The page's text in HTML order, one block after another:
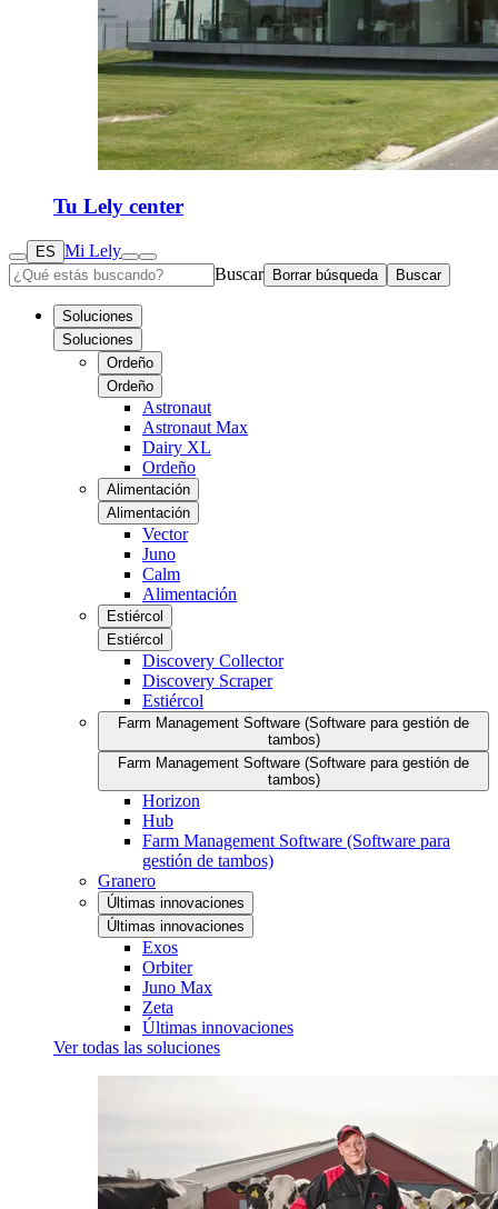
Tu Lely center
ES Mi Lely
Buscar
Borrar búsqueda Buscar
Soluciones
Soluciones
Ordeño
Ordeño
Astronaut
Astronaut Max
Dairy XL
Ordeño
Alimentación
Alimentación
Vector
Juno
Calm
Alimentación
Estiércol
Estiércol
Discovery Collector
Discovery Scraper
Estiércol
Farm Management Software (Software para gestión de
tambos)
Farm Management Software (Software para gestión de
tambos)
Horizon
Hub
Farm Management Software (Software para
gestión de tambos)
Granero
Últimas innovaciones
Últimas innovaciones
Exos
Orbiter
Juno Max
Zeta
Últimas innovaciones
Ver todas las soluciones